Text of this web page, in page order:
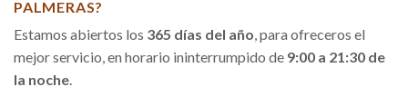
PALMERAS?
Estamos abiertos los 365 días del año, para ofreceros el
mejor servicio, en horario ininterrumpido de 9:00 a 21:30 de
la noche.